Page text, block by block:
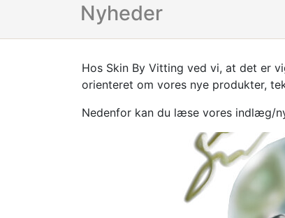
Nyheder
Hos Skin By Vitting ved vi, at det er
orienteret om vores nye produkter,
Nedenfor kan du læse vores indlæg/